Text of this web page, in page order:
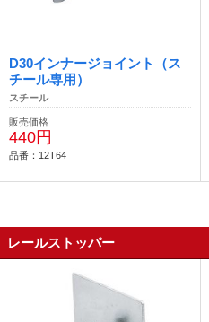
D30インナージョイント（ス
チール専用）
スチール
販売価格
440円
品番：12T64
レールストッパー